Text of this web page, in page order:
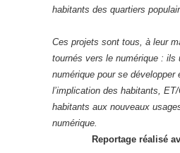
habitants des quartiers
Ces projets sont tous, à leur
tournés vers le numérique : ils
numérique pour se développer
l’implication des habitants,
habitants aux nouveaux
numérique.
Reportage réalisé